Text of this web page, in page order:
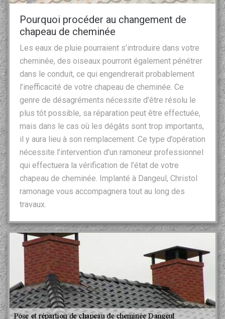
Pourquoi procéder au changement de
chapeau de cheminée
Les eaux de pluie pourraient s’introduire dans votre
cheminée, des oiseaux pourront également pénétrer
dans le conduit, ce qui engendrerait probablement
l’inefficacité de votre chapeau de cheminée. Ce
genre de désagréments nécessite d’être résolu le
plus tôt possible, sa réparation peut être effectuée,
mais dans le cas où les dégâts sont trop importants,
il y aura lieu à son remplacement. Ce type d’opération
nécessite l’intervention d’un ramoneur professionnel
qui effectuera la vérification de l’état de votre
chapeau de cheminée. Implanté à Dangeul, Christol
ramonage vous accompagnera tout au long des
travaux.